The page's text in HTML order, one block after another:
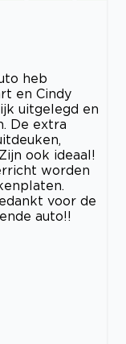
heb
en Cindy
uitgelegd en
De extra
ook ideaal!
worden
voor de
auto!!